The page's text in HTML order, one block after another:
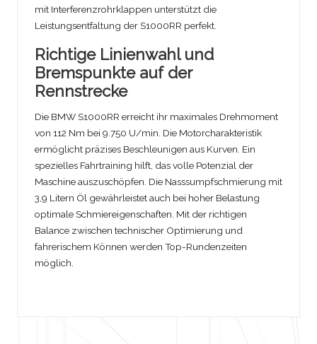
mit Interferenzrohrklappen unterstützt die
Leistungsentfaltung der S1000RR perfekt.
Richtige Linienwahl und
Bremspunkte auf der
Rennstrecke
Die BMW S1000RR erreicht ihr maximales Drehmoment
von 112 Nm bei 9.750 U/min. Die Motorcharakteristik
ermöglicht präzises Beschleunigen aus Kurven. Ein
spezielles Fahrtraining hilft, das volle Potenzial der
Maschine auszuschöpfen. Die Nasssumpfschmierung mit
3,9 Litern Öl gewährleistet auch bei hoher Belastung
optimale Schmiereigenschaften. Mit der richtigen
Balance zwischen technischer Optimierung und
fahrerischem Können werden Top-Rundenzeiten
möglich.